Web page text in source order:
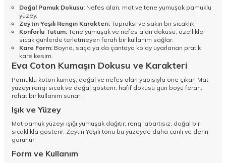
Doğal Pamuk Dokusu: Nefes alan, mat ve tene yumuşak pamuklu
yüzey.
Zeytin Yeşili Rengin Karakteri: Topraksı ve sakin bir sıcaklık.
Konforlu Tutum: Tene yumuşak ve nefes alan dokusu, özellikle
sıcak günlerde terletmeyen ferah bir kullanım sağlar.
Kare Form: Boyna, saça ya da çantaya kolay uyarlanan pratik
kare kesim.
Eva Coton Kumaşın Dokusu ve Karakteri
Pamuklu koton kumaş, doğal ve nefes alan yapısıyla öne çıkar. Mat
yüzeyi rengi sıcak ve doğal gösterir; hafif dokusu gün boyu ferah,
rahat bir kullanım sunar.
Işık ve Yüzey
Mat pamuk yüzeyi ışığı yumuşak dağıtır; rengi abartısız, doğal bir
sıcaklıkla gösterir. Zeytin Yeşili tonu bu yüzeyde daha canlı ve derin
görünür.
Form ve Kullanım